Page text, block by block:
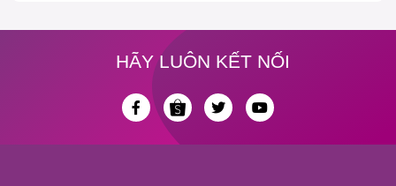
HÃY LUÔN KẾT NỐI